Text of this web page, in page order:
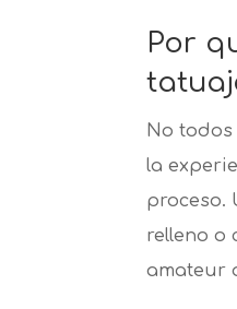
Por
No
la
proceso.
relleno o
amateur